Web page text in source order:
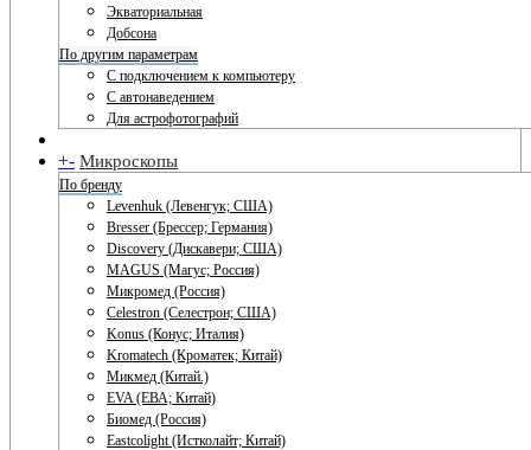
Экваториальная
Добсона
По другим параметрам
С подключением к компьютеру
С автонаведением
Для астрофотографий
+- Микроскопы
По бренду
Levenhuk (Левенгук; США)
Bresser (Брессер; Германия)
Discovery (Дискавери; США)
MAGUS (Магус; Россия)
Микромед (Россия)
Celestron (Селестрон; США)
Konus (Конус; Италия)
Kromatech (Кроматек; Китай)
Микмед (Китай.)
EVA (ЕВА; Китай)
Биомед (Россия)
Eastcolight (Истколайт; Китай)